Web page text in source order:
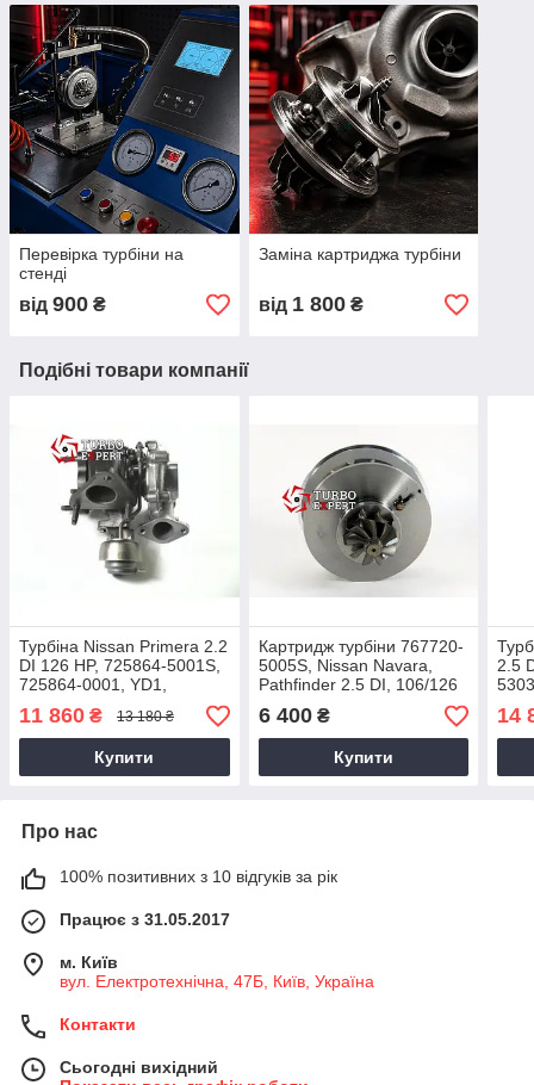
Перевірка турбіни на
стенді
від 900 ₴
Заміна картриджа турбіни
від 1 800₴
Подібні товари компанії
Турбіна Nissan Primera 2.2
DI 126 HP, 725864-5001S,
725864-0001, YD1,
11 860 ₴ 13 180 ₴
Купити
Картридж турбіни 767720-
5005S, Nissan Navara,
Pathfinder 2.5 DI, 106/126
2006+
6 400₴
Купити
2.5
14
Про нас
100% позитивних з 10 відгуків за рік
Працює з 31.05.2017
м. Київ
вул. Електротехнічна, 47Б, Київ, Україна
Контакти
Сьогодні вихідний